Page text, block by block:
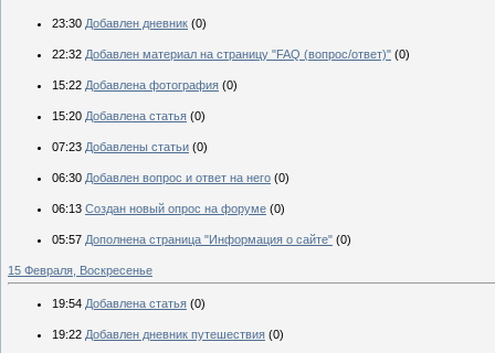
23:30 Добавлен дневник (0)
22:32 Добавлен материал на страницу "FAQ (вопрос/ответ)" (0)
15:22 Добавлена фотография (0)
15:20 Добавлена статья (0)
07:23 Добавлены статьи (0)
06:30 Добавлен вопрос и ответ на него (0)
06:13 Создан новый опрос на форуме (0)
05:57 Дополнена страница "Информация о сайте" (0)
15 Февраля, Воскресенье
19:54 Добавлена статья (0)
19:22 Добавлен дневник путешествия (0)